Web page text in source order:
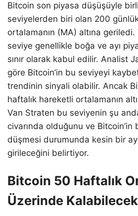
Bitcoin son piyasa düşüşüyle
seviyelerden biri olan 200
ortalamanın (MA) altına
seviye genellikle boğa ve ayı
sınır olarak kabul edilir. Analist
göre Bitcoin’in bu seviyeyi
trendinin sinyali olabilir. Ancak
haftalık hareketli ortalamanın
Van Straten bu seviyenin şu
civarında olduğunu ve Bitcoin’in
düşmesi durumunda kesin bir
girileceğini belirtiyor.
Bitcoin 50 Haftalık
Üzerinde